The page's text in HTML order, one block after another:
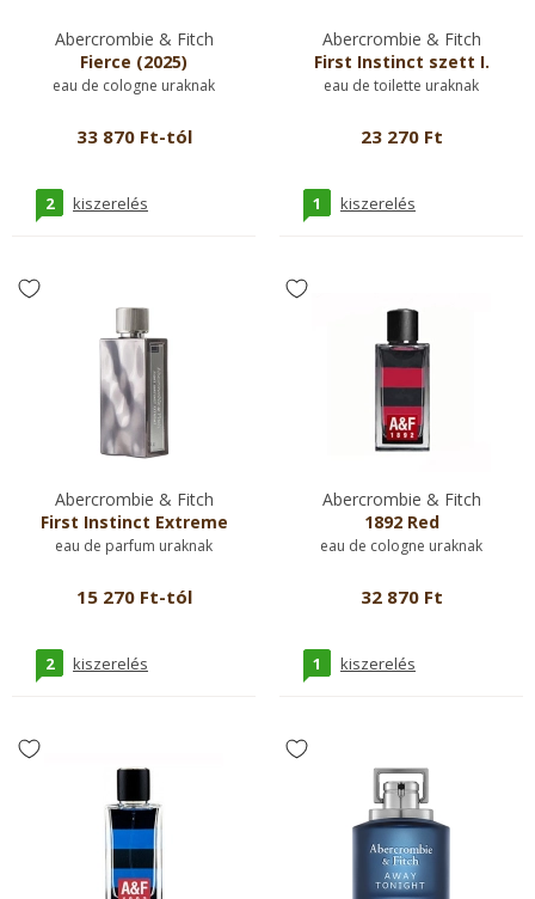
Abercrombie & Fitch
Fierce (2025)
eau de cologne uraknak
33 870 Ft-tól
2 kiszerelés
Abercrombie & Fitch
First Instinct szett I.
eau de toilette uraknak
23 270 Ft
1 kiszerelés
Abercrombie & Fitch
First Instinct Extreme
eau de parfum uraknak
15 270 Ft-tól
2 kiszerelés
Abercrombie & Fitch
1892 Red
eau de cologne uraknak
32 870 Ft
1 kiszerelés